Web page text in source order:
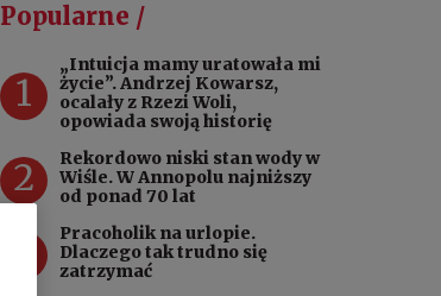
РУССКИЙ
УКРАЇНСЬКА
Popularne /
1
„Intuicja mamy uratowała mi
życie”. Andrzej Kowarsz,
ocalały z Rzezi Woli,
opowiada swoją historię
2
Rekordowo niski stan wody w
Wiśle. W Annopolu najniższy
od ponad 70 lat
Pracoholik na urlopie.
Dlaczego tak trudno się
zatrzymać